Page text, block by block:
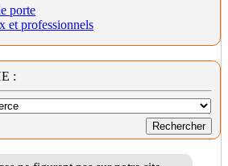
porte
et professionnels
: